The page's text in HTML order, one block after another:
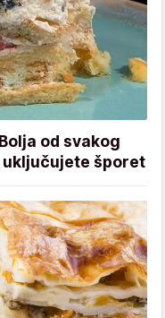
od svakog
uključujete šporet